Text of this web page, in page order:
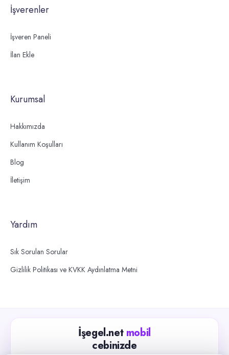
İşverenler
İşveren Paneli
İlan Ekle
Kurumsal
Hakkımızda
Kullanım Koşulları
Blog
İletişim
Yardım
Sık Sorulan Sorular
Gizlilik Politikası ve KVKK Aydınlatma Metni
İşegel.net mobil
cebinizde